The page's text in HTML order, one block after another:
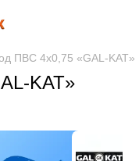
ПВС 4х0,75 «GAL-KAT»
KAT»